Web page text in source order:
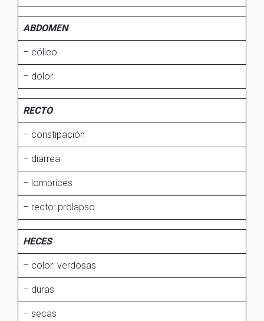
ABDOMEN
– cólico
– dolor
RECTO
– constipación
– diarrea
– lombrices
– recto: prolapso
HECES
– color: verdosas
– duras
– secas